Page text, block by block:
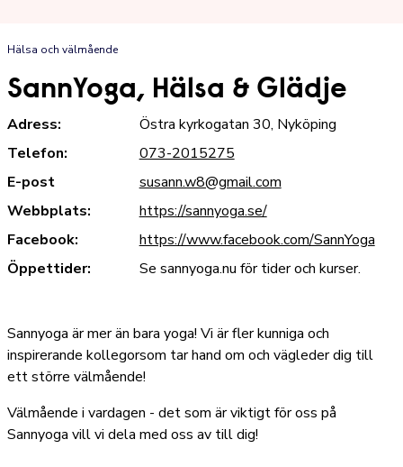
Hälsa och välmående
SannYoga, Hälsa & Glädje
Adress:
Östra kyrkogatan 30, Nyköping
Telefon:
073-2015275
E-post
susann.w8@gmail.com
Webbplats:
https://sannyoga.se/
Facebook:
https://www.facebook.com/SannYoga
Öppettider:
Se sannyoga.nu för tider och kurser.
Sannyoga är mer än bara yoga! Vi är fler kunniga och
inspirerande kollegorsom tar hand om och vägleder dig till
ett större välmående!
Välmående i vardagen - det som är viktigt för oss på
Sannyoga vill vi dela med oss av till dig!